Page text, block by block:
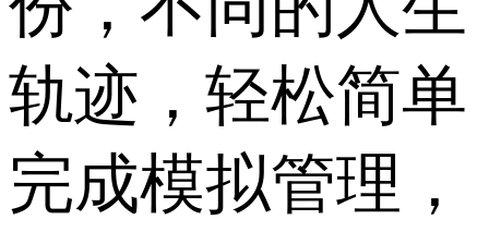
轨迹，轻松简单
完成模拟管理，